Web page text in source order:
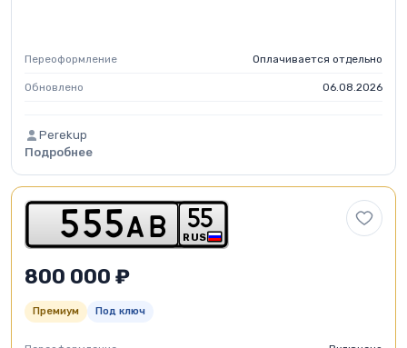
Переоформление Оплачивается отдельно
Обновлено 06.08.2026
Perekup
Подробнее
5 5 5 a b RUS
55
800 000 ₽
Премиум Под ключ